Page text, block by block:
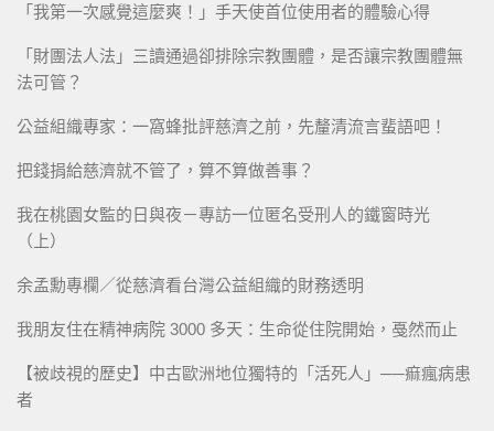
「我第一次感覺這麼爽！」手天使首位使用者的體驗心得
「財團法人法」三讀通過卻排除宗教團體，是否讓宗教團體無
法可管？
公益組織專家：一窩蜂批評慈濟之前，先釐清流言蜚語吧！
把錢捐給慈濟就不管了，算不算做善事？
我在桃園女監的日與夜－專訪一位匿名受刑人的鐵窗時光
（上）
余孟勳專欄／從慈濟看台灣公益組織的財務透明
我朋友住在精神病院 3000 多天：生命從住院開始，戞然而止
【被歧視的歷史】中古歐洲地位獨特的「活死人」──痲瘋病患
者